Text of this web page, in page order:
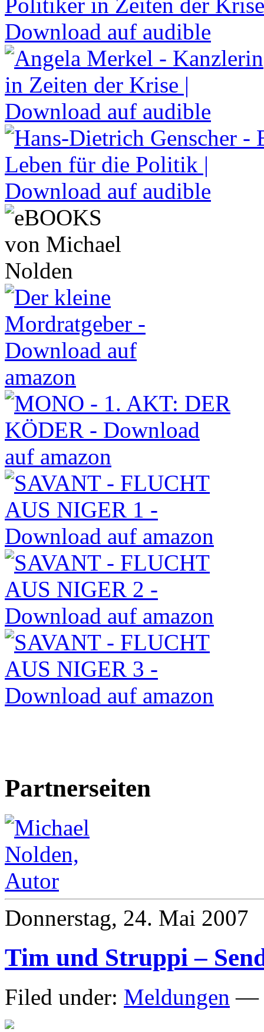
Partnerseiten
Donnerstag, 24. Mai 2007
Tim und Struppi –
Filed under: Meldungen —